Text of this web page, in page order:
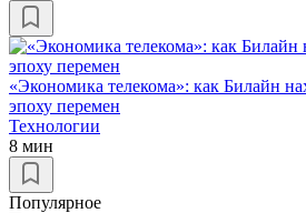
«Экономика телекома»: как Билайн
эпоху перемен
Технологии
8 мин
Популярное